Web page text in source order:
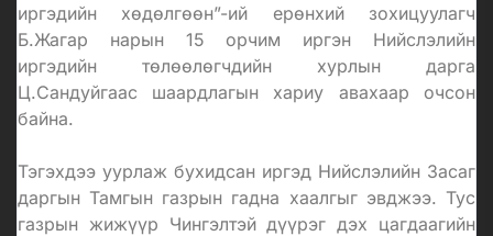
иргэдийн хөдөлгөөн”-ий ерөнхий зохицуулагч
Б.Жагар нарын 15 орчим иргэн Нийслэлийн
иргэдийн төлөөлөгчдийн хурлын дарга
Ц.Сандуйгаас шаардлагын хариу авахаар очсон
байна.
Тэгэхдээ уурлаж бухидсан иргэд Нийслэлийн Засаг
даргын Тамгын газрын гадна хаалгыг эвджээ. Тус
газрын жижүүр Чингэлтэй дүүрэг дэх цагдаагийн